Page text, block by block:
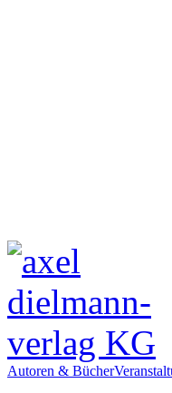
Autoren & Bücher